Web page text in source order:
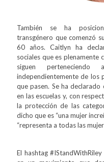
También se ha
transgénero que comenzó
60 años. Caitlyn ha
sociales que es plenamente
siguen
independientemente de los
que pasen. Se ha
en las escuelas y, con
la protección de las
dicho que es “una mujer
“representa a todas las
El hashtag